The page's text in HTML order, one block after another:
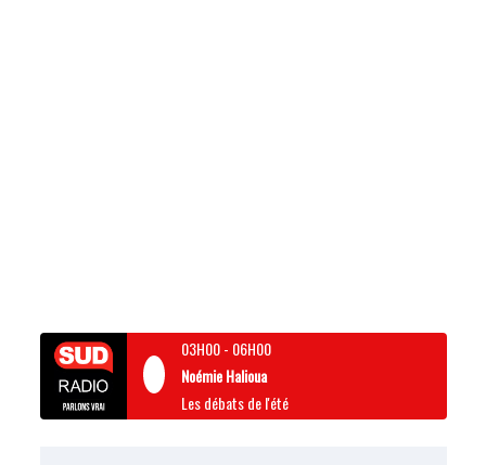
03H00- 06H00
Noémie Halioua
Les débats de l'été